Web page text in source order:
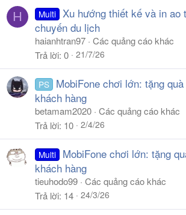
H Multi
Xu hướng thiết kế và in ao
chuyến du lịch
haianhtran97 Các quảng cáo khác
Trả lời 0 21/7/26
PS
MobiFone chơi lớn: tặng
khách hàng
betamam2020 Các quảng cáo khác
Trả lời 10 2/4/26
Multi
MobiFone chơi lớn: tặng
khách hàng
tieuhodo99 Các quảng cáo khác
Trả lời 14 24/3/26